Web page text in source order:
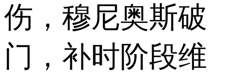
伤，穆尼奥斯破
门，补时阶段维